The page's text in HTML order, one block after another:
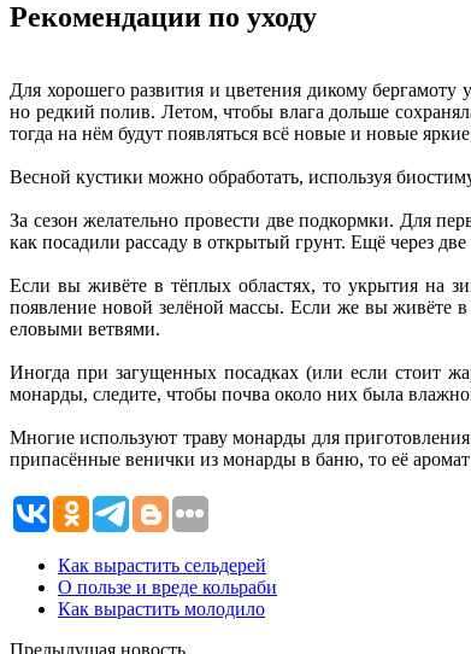
Рекомендации по уходу
Для хорошего развития и цветения дикому
но редкий полив. Летом, чтобы влага дольше
тогда на нём будут появляться всё новые и новые
Весной кустики можно обработать, используя
За сезон желательно провести две подкормки. Для
как посадили рассаду в открытый грунт. Ещё через
Если вы живёте в тёплых областях, то укрытия на
появление новой зелёной массы. Если же вы живёте в
еловыми ветвями.
Иногда при загущенных посадках (или если стоит
монарды, следите, чтобы почва около них была
Многие используют траву монарды для
припасённые венички из монарды в баню, то её
Как вырастить сельдерей
О пользе и вреде кольраби
Как вырастить молодило
Предыдущая новость